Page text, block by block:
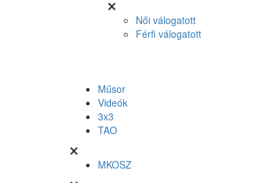
Női válogatott
Férfi válogatott
Műsor
Videók
3x3
TAO
MKOSZ